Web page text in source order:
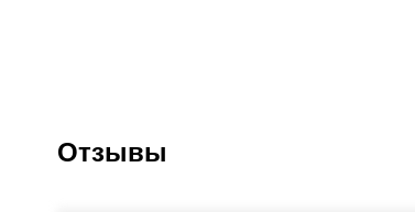
Отзывы